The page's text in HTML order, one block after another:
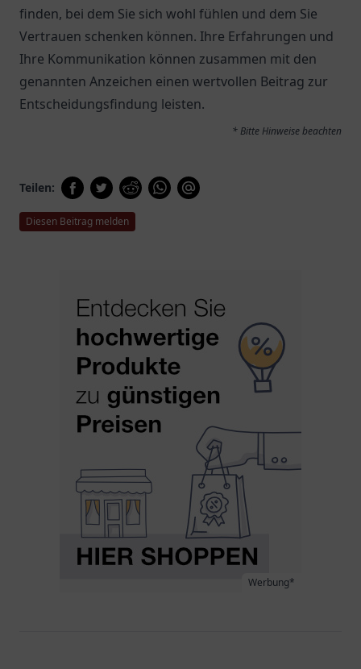
finden, bei dem Sie sich wohl fühlen und dem Sie
Vertrauen schenken können. Ihre Erfahrungen und
Ihre Kommunikation können zusammen mit den
genannten Anzeichen einen wertvollen Beitrag zur
Entscheidungsfindung leisten.
* Bitte Hinweise beachten
Teilen:
Diesen Beitrag melden
Werbung*